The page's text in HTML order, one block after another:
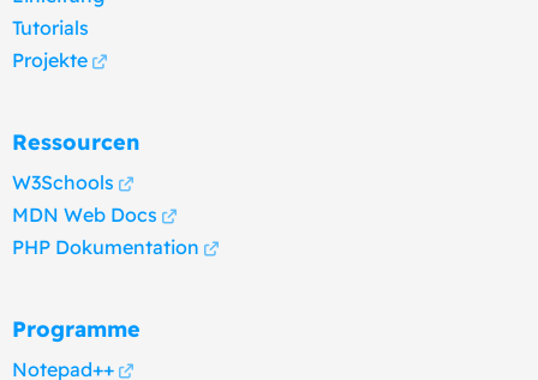
Tutorials
Projekte
Ressourcen
W3Schools
MDN Web Docs
PHP Dokumentation
Programme
Notepad++